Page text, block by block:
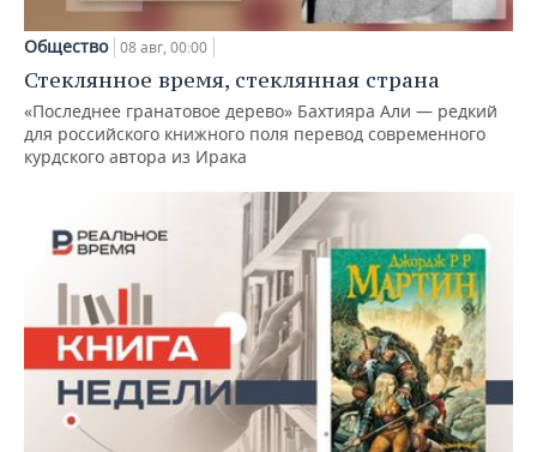
Общество 08 авг, 00:00
Стеклянное время, стеклянная страна
«Последнее гранатовое дерево» Бахтияра Али — редкий
для российского книжного поля перевод современного
курдского автора из Ирака